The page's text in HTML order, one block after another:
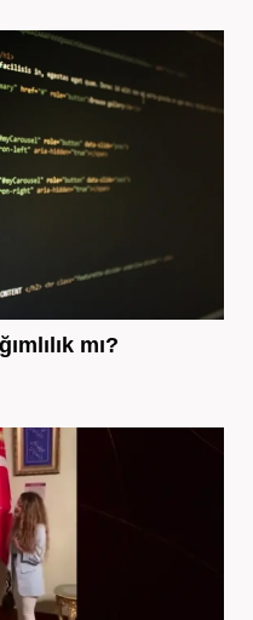
mı?